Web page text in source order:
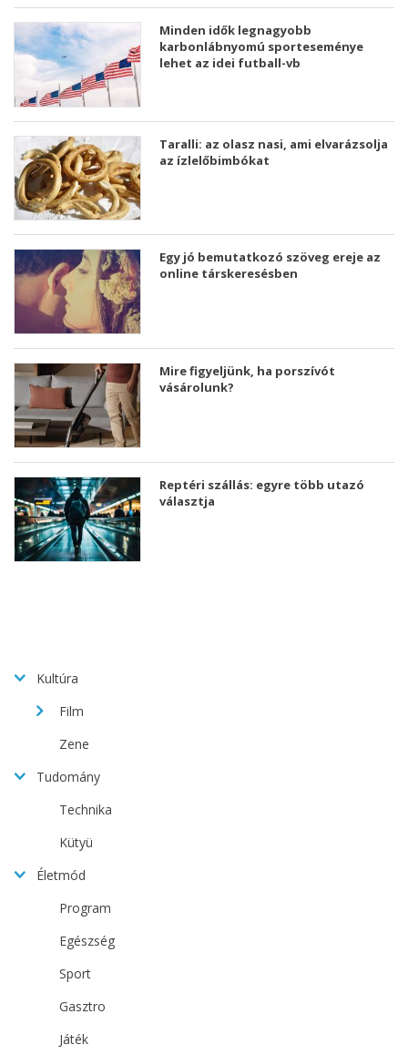
Minden idők legnagyobb
karbonlábnyomú sporteseménye
lehet az idei futball-vb
Taralli: az olasz nasi, ami elvarázsolja
az ízlelőbimbókat
Egy jó bemutatkozó szöveg ereje az
online társkeresésben
Mire figyeljünk, ha porszívót
vásárolunk?
Reptéri szállás: egyre több utazó
választja
Kultúra
Film
Zene
Tudomány
Technika
Kütyü
Életmód
Program
Egészség
Sport
Gasztro
Játék